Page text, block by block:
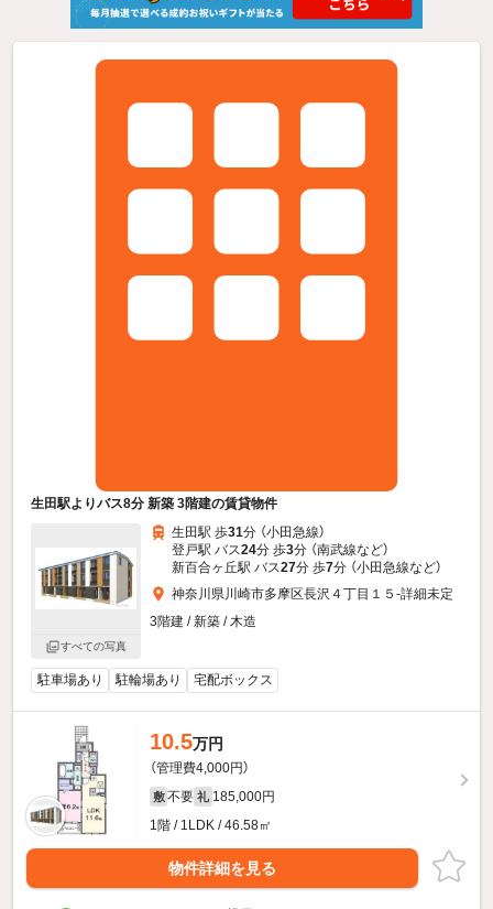
生田駅よりバス8分 新築 3階建の賃貸物件
すべての写真
生田駅 歩31分 （小田急線）
登戸駅 バス24分 歩3分 （南武線など）
新百合ヶ丘駅 バス27分 歩7分 （小田急線など）
神奈川県川崎市多摩区長沢４丁目１５-詳細未定
3階建 / 新築 / 木造
駐車場あり 駐輪場あり 宅配ボックス
10.5万円
（管理費4,000円）
敷 不要 礼 185,000円
1階 / 1LDK / 46.58㎡
物件詳細を見る